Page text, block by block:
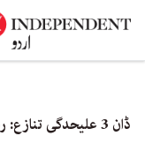
ڈان 3 علیحدگی تنازع: رنویر سنگھ پر پابندی ختم